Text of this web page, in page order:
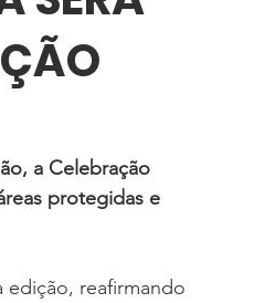
a Celebração
protegidas e
edição, reafirmando